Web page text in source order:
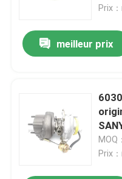
Prix
meilleur prix
MOQ
Prix